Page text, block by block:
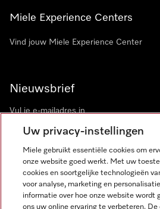
Miele Experience Centers
Vind jouw Miele Experience Center
Nieuwsbrief
Miele op Instagram
Miele op Facebook
Miele op Youtube
Uw privacy-instellingen
Miele gebruikt essentiële cookies om
onze website goed werkt. Met uw
cookies en soortgelijke technologieën
voor analyse, marketing en
informatie over hoe onze website wordt
ons uw online ervaring te verbeteren.